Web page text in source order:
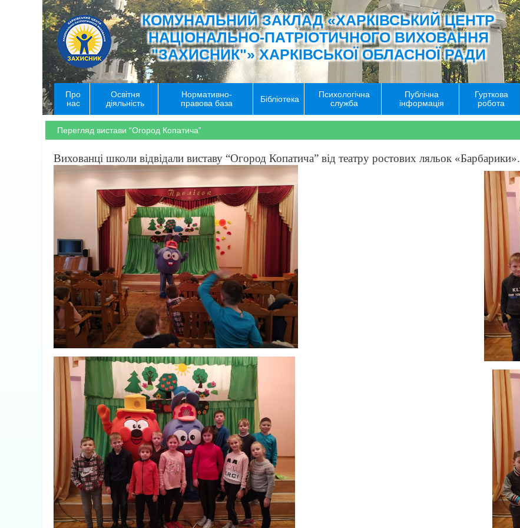
КОМУНАЛЬНИЙ ЗАКЛАД «ХАРКІВСЬКИЙ ЦЕНТР
НАЦІОНАЛЬНО-ПАТРІОТИЧНОГО ВИХОВАННЯ
"ЗАХИСНИК"» ХАРКІВСЬКОЇ ОБЛАСНОЇ РАДИ
Про
нас
Освітня
діяльність
Нормативно-
правова база
Бібліотека
Психологічна
служба
Публічна
інформація
Гурткова
робота
Перегляд вистави “Огород Копатича”
Вихованці школи відвідали виставу “Огород Копатича” від театру ростових ляльок «Барбарики».